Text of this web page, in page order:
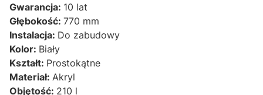
Gwarancja: 10 lat
Głębokość: 770 mm
Instalacja: Do zabudowy
Kolor: Biały
Kształt: Prostokątne
Materiał: Akryl
Objętość: 210 l